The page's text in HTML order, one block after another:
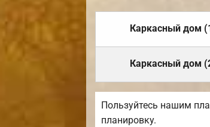
Каркасный дом
Каркасный дом
Пользуйтесь нашим
планировку.